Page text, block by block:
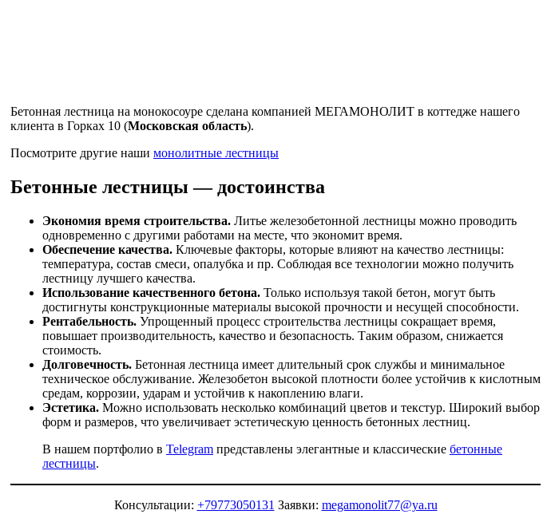
Бетонная лестница на монокосоуре сделана компанией МЕГАМОНОЛИТ в коттедже нашего
клиента в Горках 10 (Московская область).
Посмотрите другие наши монолитные лестницы
Бетонные лестницы — достоинства
Экономия время строительства. Литье железобетонной лестницы можно проводить
одновременно с другими работами на месте, что экономит время.
Обеспечение качества. Ключевые факторы, которые влияют на качество лестницы:
температура, состав смеси, опалубка и пр. Соблюдая все технологии можно получить
лестницу лучшего качества.
Использование качественного бетона. Только используя такой бетон, могут быть
достигнуты конструкционные материалы высокой прочности и несущей способности.
Рентабельность. Упрощенный процесс строительства лестницы сокращает время,
повышает производительность, качество и безопасность. Таким образом, снижается
стоимость.
Долговечность. Бетонная лестница имеет длительный срок службы и минимальное
техническое обслуживание. Железобетон высокой плотности более устойчив к кислотным
средам, коррозии, ударам и устойчив к накоплению влаги.
Эстетика. Можно использовать несколько комбинаций цветов и текстур. Широкий выбор
форм и размеров, что увеличивает эстетическую ценность бетонных лестниц.
В нашем портфолио в Telegram представлены элегантные и классические бетонные
лестницы.
Консультации: +79773050131 Заявки: megamonolit77@ya.ru